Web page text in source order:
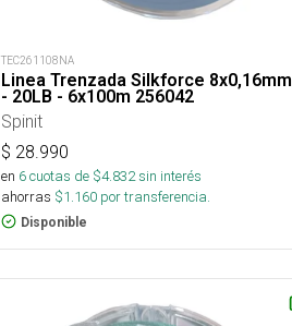
TEC261108NA
Linea Trenzada Silkforce 8x0,16mm
- 20LB - 6x100m 256042
Spinit
$ 28.990
en 6cuotas de $4.832sin interés
ahorras $1.160por transferencia.
Disponible